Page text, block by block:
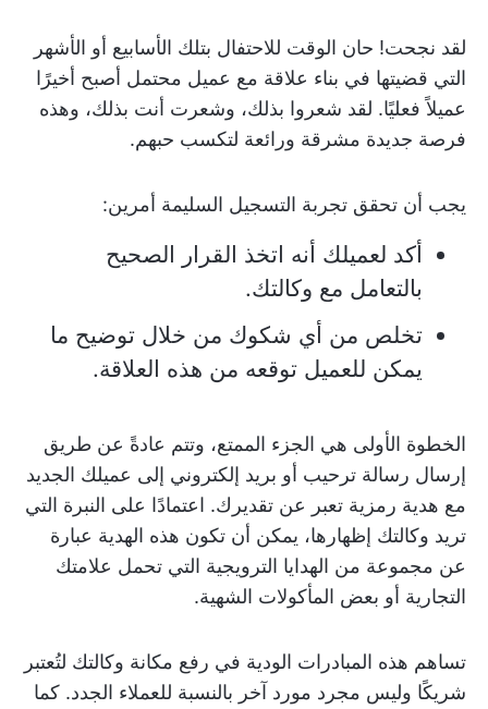
لقد نجحت! حان الوقت للاحتفال بتلك الأسابيع أو الأشهر
التي قضيتها في بناء علاقة مع عميل محتمل أصبح أخيرًا
عميلاً فعليًا. لقد شعروا بذلك، وشعرت أنت بذلك، وهذه
فرصة جديدة مشرقة ورائعة لتكسب حبهم.
يجب أن تحقق تجربة التسجيل السليمة أمرين:
أكد لعميلك أنه اتخذ القرار الصحيح
بالتعامل مع وكالتك.
تخلص من أي شكوك من خلال توضيح ما
يمكن للعميل توقعه من هذه العلاقة.
الخطوة الأولى هي الجزء الممتع، وتتم عادةً عن طريق
إرسال رسالة ترحيب أو بريد إلكتروني إلى عميلك الجديد
مع هدية رمزية تعبر عن تقديرك. اعتمادًا على النبرة التي
تريد وكالتك إظهارها، يمكن أن تكون هذه الهدية عبارة
عن مجموعة من الهدايا الترويجية التي تحمل علامتك
التجارية أو بعض المأكولات الشهية.
تساهم هذه المبادرات الودية في رفع مكانة وكالتك لتُعتبر
شريكًا وليس مجرد مورد آخر بالنسبة للعملاء الجدد. كما